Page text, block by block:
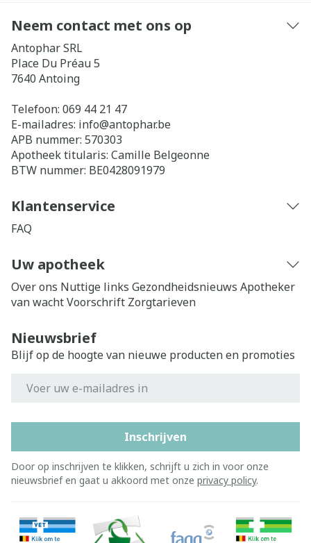
Neem contact met ons op
Antophar SRL
Place Du Préau 5
7640 Antoing
Telefoon: 069 44 21 47
E-mailadres: info@antophar.be
APB nummer: 570303
Apotheek titularis: Camille Belgeonne
BTW nummer: BE0428091979
Klantenservice
FAQ
Uw apotheek
Over ons Nuttige links Gezondheidsnieuws Apotheker
van wachtVoorschrift Zorgtarieven
Nieuwsbrief
Blijf op de hoogte van nieuwe producten en promoties
Inschrijven
Door op inschrijven te klikken, schrijft u zich in voor onze
nieuwsbrief en gaat u akkoord met onze privacy policy.